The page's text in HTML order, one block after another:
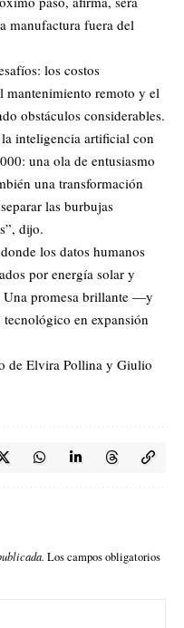
manufactura fuera del
los costos
mantenimiento remoto y el
obstáculos considerables.
inteligencia artificial con
una ola de entusiasmo
una transformación
las burbujas
dijo.
los datos humanos
por energía solar y
Una promesa brillante —y
en expansión
de Elvira Pollina y Giulio
Los campos obligatorios